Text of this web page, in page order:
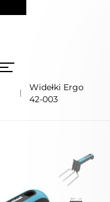
Widełki Ergo
42-003